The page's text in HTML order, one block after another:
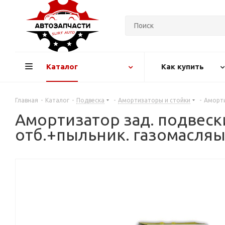
Каталог Как купить
Главная - Каталог - Подвеска - Амортизаторы и стойки -
Амортизатор зад.
отб.+пыльник.